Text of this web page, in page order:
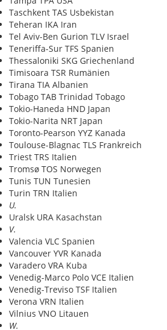
Taschkent TAS Usbekistan
Teheran IKA Iran
Tel Aviv-Ben Gurion TLV Israel
Teneriffa-Sur TFS Spanien
Thessaloniki SKG Griechenland
Timisoara TSR Rumänien
Tirana TIA Albanien
Tobago TAB Trinidad Tobago
Tokio-Haneda HND Japan
Tokio-Narita NRT Japan
Toronto-Pearson YYZ Kanada
Toulouse-Blagnac TLS Frankreich
Triest TRS Italien
Tromsø TOS Norwegen
Tunis TUN Tunesien
Turin TRN Italien
U.
Uralsk URA Kasachstan
V.
Valencia VLC Spanien
Vancouver YVR Kanada
Varadero VRA Kuba
Venedig-Marco Polo VCE Italien
Venedig-Treviso TSF Italien
Verona VRN Italien
Vilnius VNO Litauen
W.